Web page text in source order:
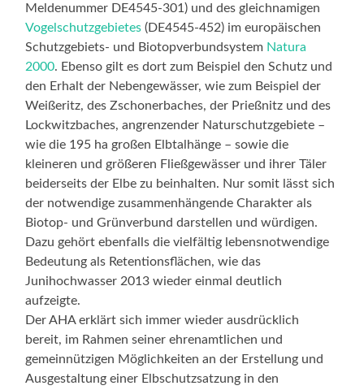
Meldenummer DE4545-301) und des gleichnamigen
Vogelschutzgebietes (DE4545-452) im europäischen
Schutzgebiets- und Biotopverbundsystem Natura
2000. Ebenso gilt es dort zum Beispiel den Schutz und
den Erhalt der Nebengewässer, wie zum Beispiel der
Weißeritz, des Zschonerbaches, der Prießnitz und des
Lockwitzbaches, angrenzender Naturschutzgebiete –
wie die 195 ha großen Elbtalhänge – sowie die
kleineren und größeren Fließgewässer und ihrer Täler
beiderseits der Elbe zu beinhalten. Nur somit lässt sich
der notwendige zusammenhängende Charakter als
Biotop- und Grünverbund darstellen und würdigen.
Dazu gehört ebenfalls die vielfältig lebensnotwendige
Bedeutung als Retentionsflächen, wie das
Junihochwasser 2013 wieder einmal deutlich
aufzeigte.
Der AHA erklärt sich immer wieder ausdrücklich
bereit, im Rahmen seiner ehrenamtlichen und
gemeinnützigen Möglichkeiten an der Erstellung und
Ausgestaltung einer Elbschutzsatzung in den